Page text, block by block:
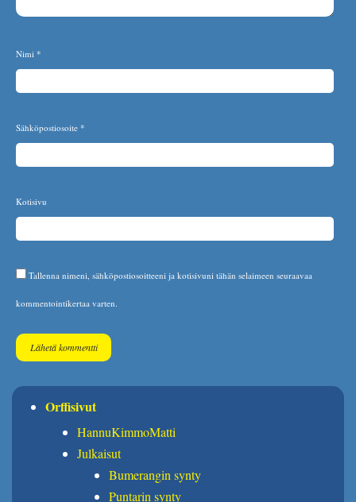
Nimi *
Sähköpostiosoite *
Kotisivu
Tallenna nimeni, sähköpostiosoitteeni ja kotisivuni tähän selaimeen seuraavaa
kommentointikertaa varten.
Orffisivut
HannuKimmoMatti
Julkaisut
Bumerangin synty
Puntarin synty